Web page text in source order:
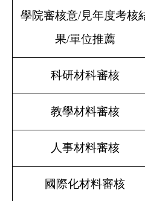
學院審核意/見年度考核
果/單位推薦
科研材科審核
教學材料審核
人事材料審核
國際化材料審核